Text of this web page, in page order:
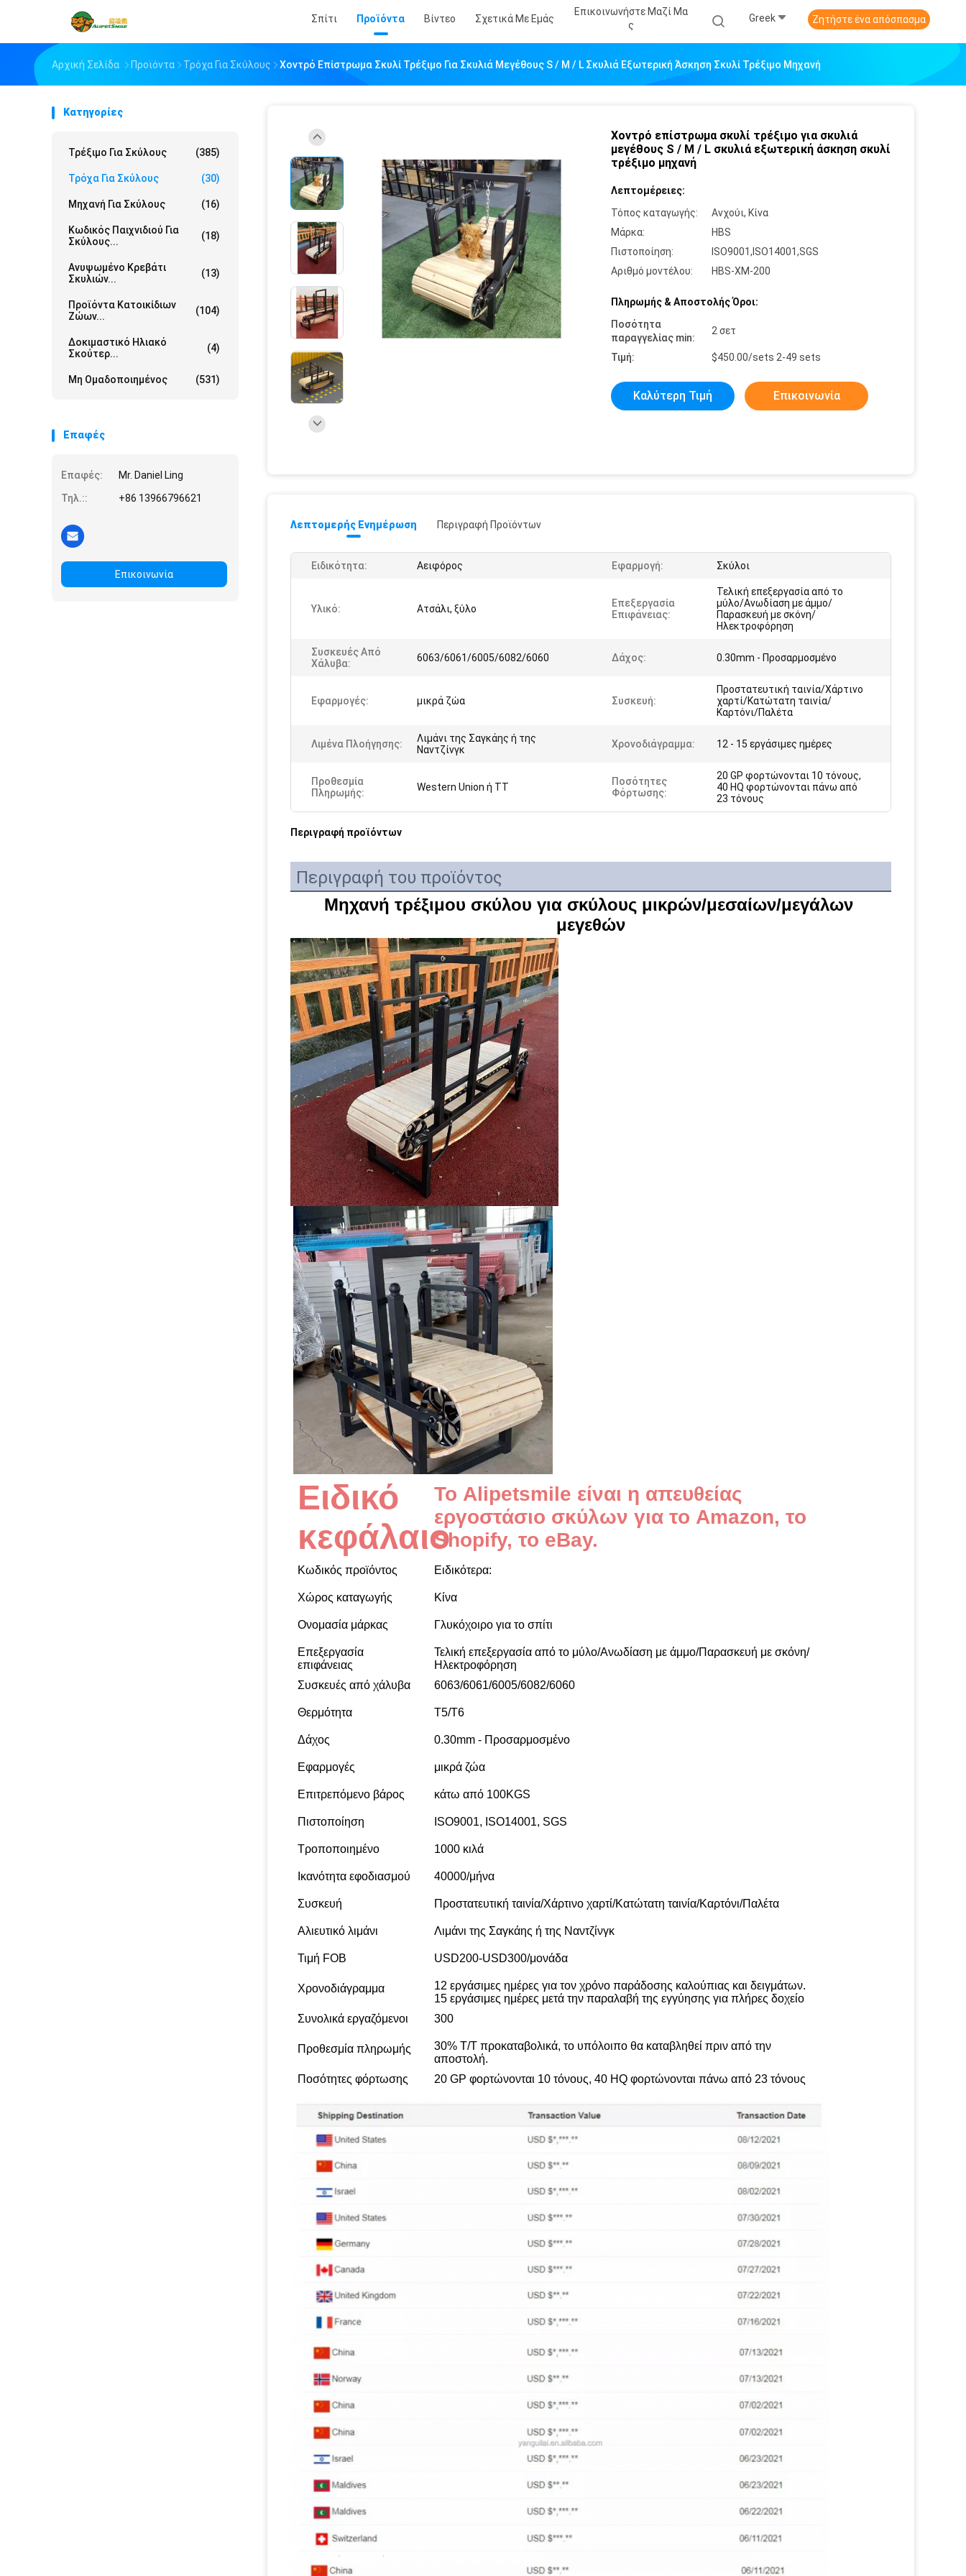
Σπίτι Προϊόντα Βίντεο Σχετικά Με Εμάς
Επικοινωνήστε Μαζί Μα
Σ
Greek Ζητήστε ένα απόσπασμα
Αρχική Σελίδα Προϊόντα Τρόχα Για Σκύλους Χοντρό Επίστρωμα Σκυλί Τρέξιμο Για Σκυλιά Μεγέθους S / M / L Σκυλιά Εξωτερική Άσκηση Σκυλί Τρέξιμο Μηχανή
Κατηγορίες
Τρέξιμο Για Σκύλους (385)
Τρόχα Για Σκύλους (30)
Μηχανή Για Σκύλους (16)
Κωδικός Παιχνιδιού Για
Σκύλους...
(18)
Ανυψωμένο Κρεβάτι
Σκυλιών...
(13)
Προϊόντα Κατοικίδιων
Ζώων...
(104)
Δοκιμαστικό Ηλιακό
Σκούτερ...
(4)
Μη Ομαδοποιημένος (531)
Επαφές
Επαφές:
Mr. Daniel Ling
Τηλ.::
+86 13966796621
Επικοινωνία
Χοντρό επίστρωμα σκυλί τρέξιμο για σκυλιά
μεγέθους S / M / L σκυλιά εξωτερική άσκηση σκυλί
τρέξιμο μηχανή
Λεπτομέρειες:
Τόπος καταγωγής:
Ανχούι, Κίνα
Μάρκα:
HBS
Πιστοποίηση:
ISO9001,ISO14001,SGS
Αριθμό μοντέλου:
HBS-XM-200
Πληρωμής & Αποστολής Όροι:
Ποσότητα
παραγγελίας min:
2 σετ
Τιμή: $450.00/sets 2-49 sets
Καλύτερη Τιμή Επικοινωνία
Λεπτομερής Ενημέρωση Περιγραφή Προϊόντων
Ειδικότητα: Αειφόρος Εφαρμογή: Σκύλοι
Υλικό: Ατσάλι, ξύλο
Επεξεργασία
Επιφάνειας:
Τελική επεξεργασία από το
μύλο/Ανωδίαση με άμμο/
Παρασκευή με σκόνη/
Ηλεκτροφόρηση
Συσκευές Από
Χάλυβα:
6063/6061/6005/6082/6060 Δάχος: 0.30mm - Προσαρμοσμένο
Εφαρμογές: μικρά ζώα Συσκευή:
Προστατευτική ταινία/Χάρτινο
χαρτί/Κατώτατη ταινία/
Καρτόνι/Παλέτα
Λιμένα Πλοήγησης:
Λιμάνι της Σαγκάης ή της
Ναντζίνγκ
Χρονοδιάγραμμα: 12 - 15 εργάσιμες ημέρες
Προθεσμία
Πληρωμής:
Western Union ή TT
Ποσότητες
Φόρτωσης:
20 GP φορτώνονται 10 τόνους,
40 HQ φορτώνονται πάνω από
23 τόνους
Περιγραφή προϊόντων
Περιγραφή του προϊόντος
Μηχανή τρέξιμου σκύλου για σκύλους μικρών/μεσαίων/μεγάλων
μεγεθών
Ειδικό
κεφάλαιο
Το Alipetsmile είναι η απευθείας
εργοστάσιο σκύλων για το Amazon, το
Shopify, το eBay.
Κωδικός προϊόντος Ειδικότερα:
Χώρος καταγωγής Κίνα
Ονομασία μάρκας Γλυκόχοιρο για το σπίτι
Επεξεργασία
επιφάνειας
Τελική επεξεργασία από το μύλο/Ανωδίαση με άμμο/Παρασκευή με σκόνη/
Ηλεκτροφόρηση
Συσκευές από χάλυβα
6063/6061/6005/6082/6060
Θερμότητα Τ5/Τ6
Δάχος 0.30mm - Προσαρμοσμένο
Εφαρμογές μικρά ζώα
Επιτρεπόμενο βάρος κάτω από 100KGS
Πιστοποίηση ISO9001, ISO14001, SGS
Τροποποιημένο 1000 κιλά
Ικανότητα εφοδιασμού 40000/μήνα
Συσκευή Προστατευτική ταινία/Χάρτινο χαρτί/Κατώτατη ταινία/Καρτόνι/Παλέτα
Αλιευτικό λιμάνι Λιμάνι της Σαγκάης ή της Ναντζίνγκ
Τιμή FOB USD200-USD300/μονάδα
Χρονοδιάγραμμα
12 εργάσιμες ημέρες για τον χρόνο παράδοσης καλούπιας και δειγμάτων.
15 εργάσιμες ημέρες μετά την παραλαβή της εγγύησης για πλήρες δοχείο
Συνολικά εργαζόμενοι
300
Προθεσμία πληρωμής
30% T/T προκαταβολικά, το υπόλοιπο θα καταβληθεί πριν από την
αποστολή.
Ποσότητες φόρτωσης
20 GP φορτώνονται 10 τόνους, 40 HQ φορτώνονται πάνω από 23 τόνους